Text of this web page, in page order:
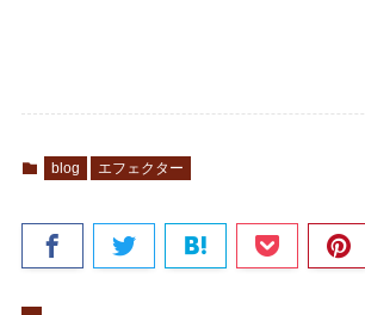
blog エフェクター